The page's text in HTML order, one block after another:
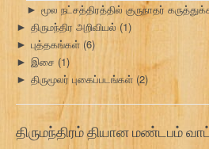
► மூல நட்சத்திரத்தில் குருநாதர்
► திருமந்திர அறிவியல் (1)
► புத்தகங்கள் (6)
► இசை (1)
► திருமூலர் புகைப்படங்கள் (2)
திருமந்திரம் தியான மண்டபம்